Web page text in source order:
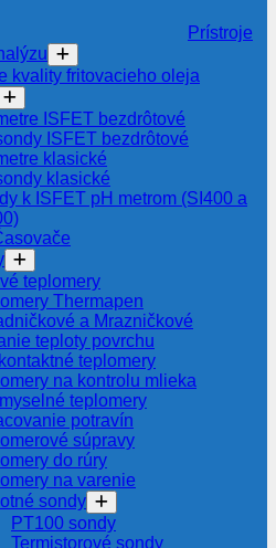
Prístroje
kvality fritovacieho oleja
ISFET bezdrôtové
ISFET bezdrôtové
klasické
klasické
k ISFET pH metrom (SI400 a
teplomery
Thermapen
a Mrazničkové
teploty povrchu
teplomery
na kontrolu mlieka
teplomery
potravín
súpravy
do rúry
na varenie
sondy
PT100 sondy
Termistorové sondy